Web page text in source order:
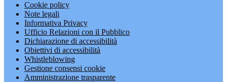
Cookie policy
Note legali
Informativa Privacy
Ufficio Relazioni con il Pubblico
Dichiarazione di accessibilità
Obiettivi di accessibilità
Whistleblowing
Gestione consensi cookie
Amministrazione trasparente